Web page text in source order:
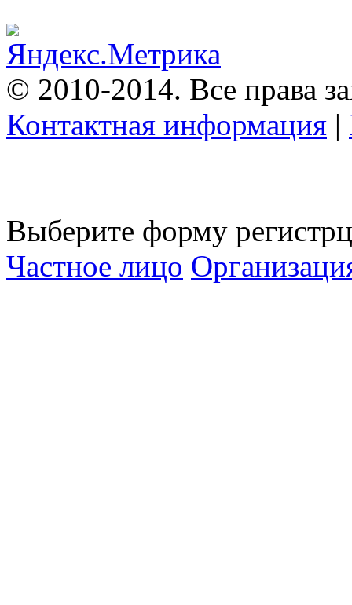
© 2010-2014. Все права
Контактная информация |
Выберите форму
Частное лицо